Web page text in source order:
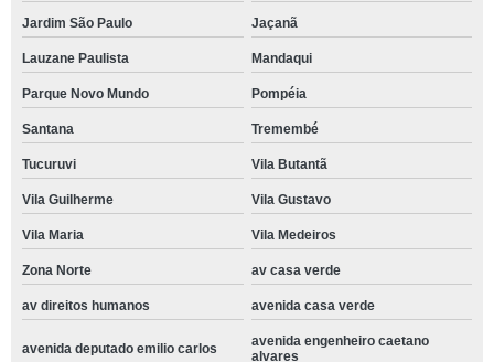
Jardim São Paulo Jaçanã
Lauzane Paulista Mandaqui
Parque Novo Mundo Pompéia
Santana Tremembé
Tucuruvi Vila Butantã
Vila Guilherme Vila Gustavo
Vila Maria Vila Medeiros
Zona Norte av casa verde
av direitos humanos avenida casa verde
avenida deputado emilio carlos
avenida engenheiro caetano
alvares